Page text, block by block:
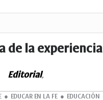
de la experiencia
Editorial,
EDUCAR EN LA FE EDUCACIÓN